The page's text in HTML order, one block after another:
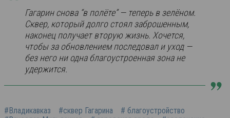
Гагарин снова “в полёте” — теперь в зелёном.
Сквер, который долго стоял заброшенным,
наконец получает вторую жизнь. Хочется,
чтобы за обновлением последовал и уход —
без него ни одна благоустроенная зона не
удержится.
#Владикавказ #сквер Гагарина
# благоустройство